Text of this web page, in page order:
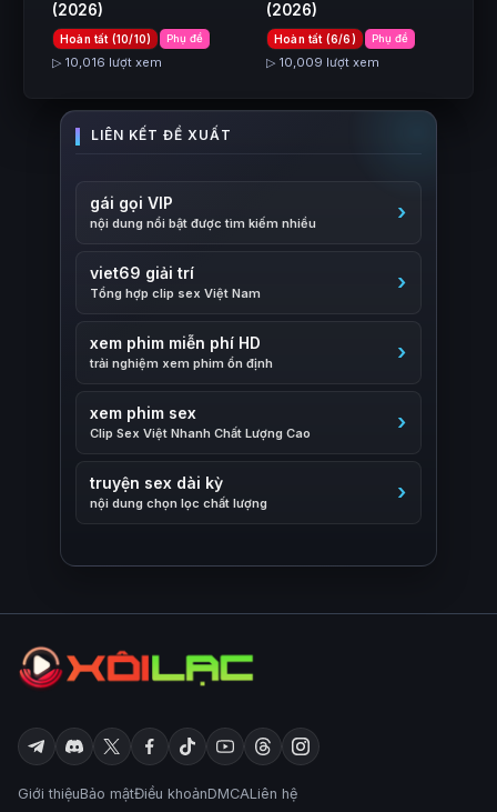
(2026)
Hoàn tất (10/10) Phụ đề
▷ 10,016 lượt xem
(2026)
Hoàn tất (6/6) Phụ đề
▷ 10,009 lượt xem
gái gọi VIP
nội dung nổi bật được tìm kiếm nhiều
viet69 giải trí
Tổng hợp clip sex Việt Nam
xem phim miễn phí HD
trải nghiệm xem phim ổn định
xem phim sex
Clip Sex Việt Nhanh Chất Lượng Cao
truyện sex dài kỳ
nội dung chọn lọc chất lượng
Giới thiệuBảo mậtĐiều khoảnDMCALiên hệ